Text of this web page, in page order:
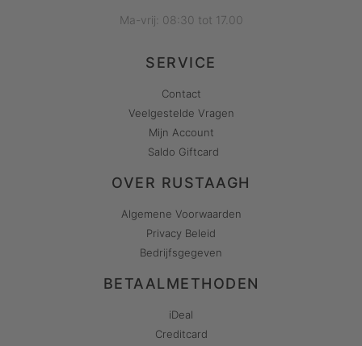
Ma-vrij: 08:30 tot 17.00
SERVICE
Contact
Veelgestelde Vragen
Mijn Account
Saldo Giftcard
OVER RUSTAAGH
Algemene Voorwaarden
Privacy Beleid
Bedrijfsgegeven
BETAALMETHODEN
iDeal
Creditcard